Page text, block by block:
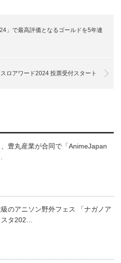
」で最高評価となるゴールドを5年連
ロアワード2024 投票受付スタート
豊丸産業が合同で「AnimeJapan
のアニソン野外フェス 「ナガノア
タ202…